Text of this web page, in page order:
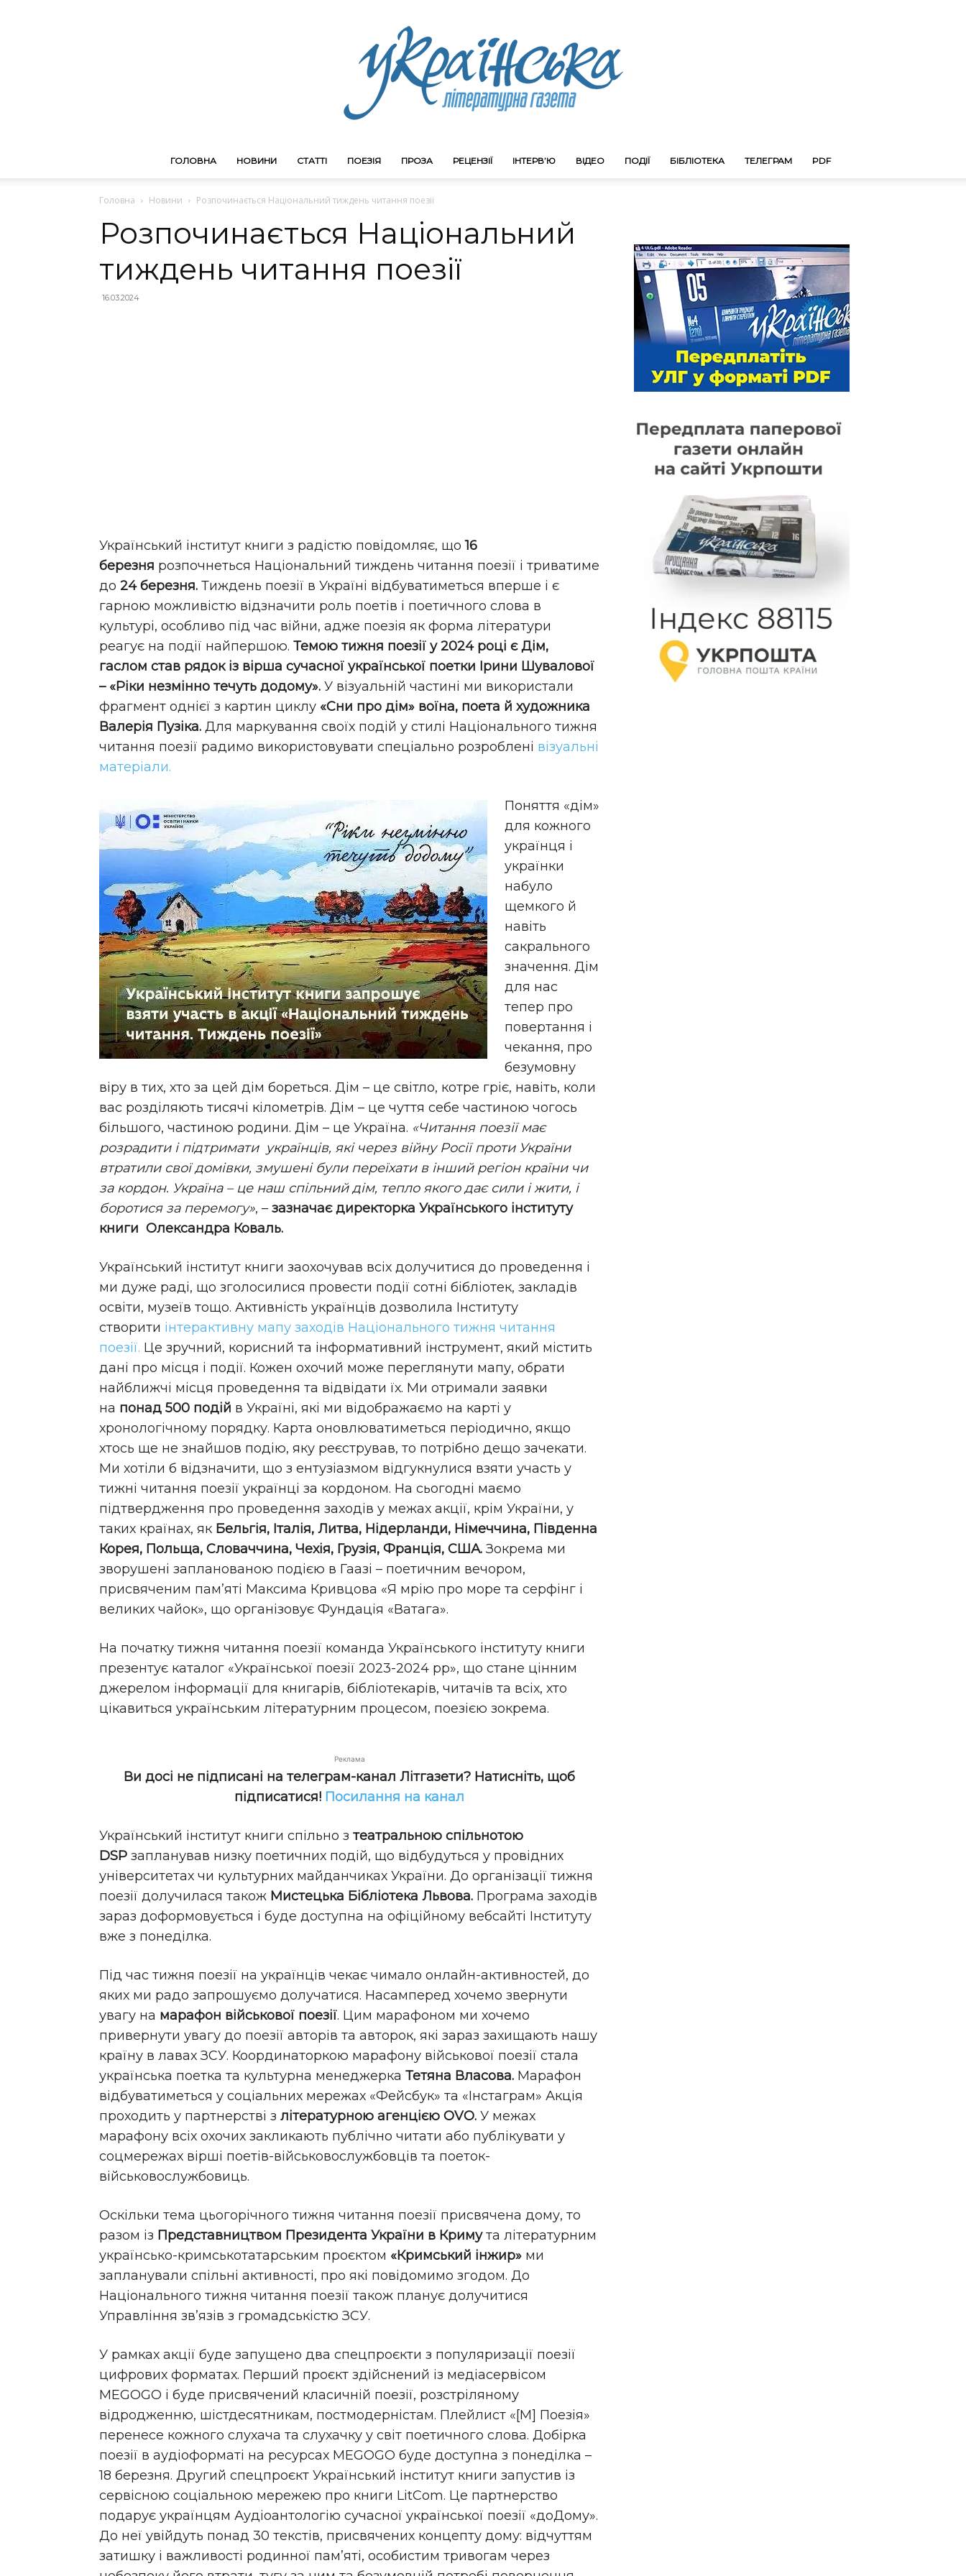
ГОЛОВНА НОВИНИ СТАТТІ ПОЕЗІЯ ПРОЗА РЕЦЕНЗІЇ ІНТЕРВ’Ю ВІДЕО ПОДІЇ БІБЛІОТЕКА ТЕЛЕГРАМ PDF
Головна Новини Розпочинається Національний тиждень читання поезії
Розпочинається Національний
тиждень читання поезії
16.03.2024
Український інститут книги з радістю повідомляє, що16
березня розпочнеться Національний тиждень читання поезії і триватиме
до 24 березня. Тиждень поезії в Україні відбуватиметься вперше і є
гарною можливістю відзначити роль поетів і поетичного слова в
культурі, особливо під час війни, адже поезія як форма літератури
реагує на події найпершою. Темою тижня поезії у 2024 році є Дім,
гаслом став рядок із вірша сучасної української поетки Ірини Шувалової
– «Ріки незмінно течуть додому». У візуальній частині ми використали
фрагмент однієї з картин циклу «Сни про дім» воїна, поета й художника
Валерія Пузіка. Для маркування своїх подій у стилі Національного тижня
читання поезії радимо використовувати спеціально розроблені візуальні
матеріали.
Поняття «дім»
для кожного
українця і
українки
набуло
щемкого й
навіть
сакрального
значення. Дім
для нас
тепер про
повертання і
чекання, про
безумовну
віру в тих, хто за цей дім бореться. Дім – це світло, котре гріє, навіть, коли
вас розділяють тисячі кілометрів. Дім – це чуття себе частиною чогось
більшого, частиною родини. Дім – це Україна. «Читання поезії має
розрадити і підтримати українців, які через війну Росії проти України
втратили свої домівки, змушені були переїхати в інший регіон країни чи
за кордон. Україна – це наш спільний дім, тепло якого дає сили і жити, і
боротися за перемогу», – зазначає директорка Українського інституту
книги Олександра Коваль.
Український інститут книги заохочував всіх долучитися до проведення і
ми дуже раді, що зголосилися провести події сотні бібліотек, закладів
освіти, музеїв тощо. Активність українців дозволила Інституту
створити інтерактивну мапу заходів Національного тижня читання
поезії. Це зручний, корисний та інформативний інструмент, який містить
дані про місця і події. Кожен охочий може переглянути мапу, обрати
найближчі місця проведення та відвідати їх. Ми отримали заявки
на понад 500 подій в Україні, які ми відображаємо на карті у
хронологічному порядку. Карта оновлюватиметься періодично, якщо
хтось ще не знайшов подію, яку реєстрував, то потрібно дещо зачекати.
Ми хотіли б відзначити, що з ентузіазмом відгукнулися взяти участь у
тижні читання поезії українці за кордоном. На сьогодні маємо
підтвердження про проведення заходів у межах акції, крім України, у
таких країнах, як Бельгія, Італія, Литва, Нідерланди, Німеччина, Південна
Корея, Польща, Словаччина, Чехія, Грузія, Франція, США. Зокрема ми
зворушені запланованою подією в Гаазі – поетичним вечором,
присвяченим пам’яті Максима Кривцова «Я мрію про море та серфінг і
великих чайок», що організовує Фундація «Ватага».
На початку тижня читання поезії команда Українського інституту книги
презентує каталог «Української поезії 2023-2024 рр», що стане цінним
джерелом інформації для книгарів, бібліотекарів, читачів та всіх, хто
цікавиться українським літературним процесом, поезією зокрема.
Реклама
Ви досі не підписані на телеграм-канал Літгазети? Натисніть, щоб
підписатися! Посилання на канал
Український інститут книги спільно з театральною спільнотою
DSP запланував низку поетичних подій, що відбудуться у провідних
університетах чи культурних майданчиках України. До організації тижня
поезії долучилася також Мистецька Бібліотека Львова. Програма заходів
зараз доформовується і буде доступна на офіційному вебсайті Інституту
вже з понеділка.
Під час тижня поезії на українців чекає чимало онлайн-активностей, до
яких ми радо запрошуємо долучатися. Насамперед хочемо звернути
увагу на марафон військової поезії. Цим марафоном ми хочемо
привернути увагу до поезії авторів та авторок, які зараз захищають нашу
країну в лавах ЗСУ. Координаторкою марафону військової поезії стала
українська поетка та культурна менеджерка Тетяна Власова. Марафон
відбуватиметься у соціальних мережах «Фейсбук» та «Інстаграм» Акція
проходить у партнерстві з літературною агенцією OVO. У межах
марафону всіх охочих закликають публічно читати або публікувати у
соцмережах вірші поетів-військовослужбовців та поеток-
військовослужбовиць.
Оскільки тема цьогорічного тижня читання поезії присвячена дому, то
разом із Представництвом Президента України в Кримута літературним
українсько-кримськотатарським проєктом «Кримський інжир» ми
запланували спільні активності, про які повідомимо згодом. До
Національного тижня читання поезії також планує долучитися
Управління звʼязів з громадськістю ЗСУ.
У рамках акції буде запущено два спецпроєкти з популяризації поезії
цифрових форматах. Перший проєкт здійснений із медіасервісом
MEGOGO і буде присвячений класичній поезії, розстріляному
відродженню, шістдесятникам, постмодерністам. Плейлист «[М] Поезія»
перенесе кожного слухача та слухачку у світ поетичного слова. Добірка
поезії в аудіоформаті на ресурсах MEGOGO буде доступна з понеділка –
18 березня. Другий спецпроєкт Український інститут книги запустив із
сервісною соціальною мережею про книги LitCom. Це партнерство
подарує українцям Аудіоантологію сучасної української поезії «доДому».
До неї увійдуть понад 30 текстів, присвячених концепту дому: відчуттям
затишку і важливості родинної пам’яті, особистим тривогам через